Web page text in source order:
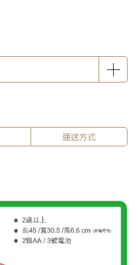
運送方式